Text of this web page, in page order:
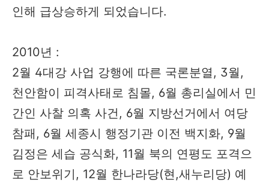
인해 급상승하게 되었습니다.
2010년 :
2월 4대강 사업 강행에 따른 국론분열, 3월,
천안함이 피격사태로 침몰, 6월 총리실에서 민
간인 사찰 의혹 사건, 6월 지방선거에서 여당
참패, 6월 세종시 행정기관 이전 백지화, 9월
김정은 세습 공식화, 11월 북의 연평도 포격으
로 안보위기, 12월 한나라당(현,새누리당) 예